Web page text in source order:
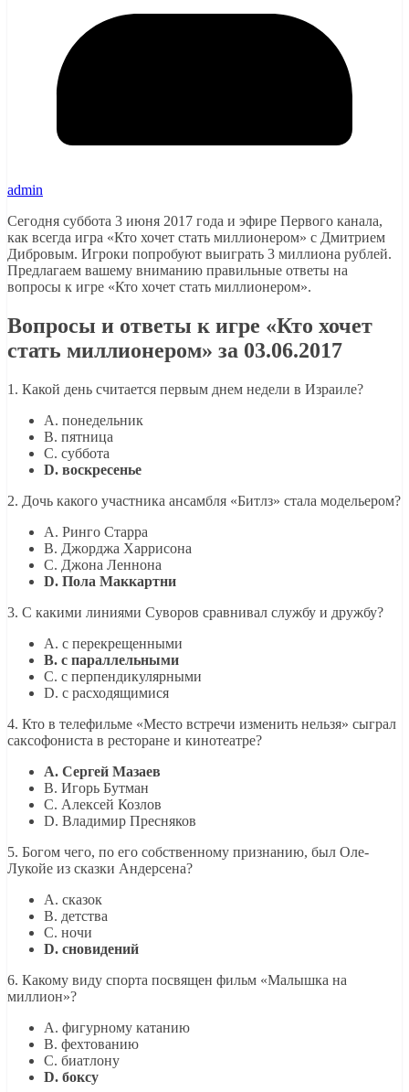
admin
Сегодня суббота 3 июня 2017 года и эфире Первого канала,
как всегда игра «Кто хочет стать миллионером» с Дмитрием
Дибровым. Игроки попробуют выиграть 3 миллиона рублей.
Предлагаем вашему вниманию правильные ответы на
вопросы к игре «Кто хочет стать миллионером».
Вопросы и ответы к игре «Кто хочет
стать миллионером» за 03.06.2017
1. Какой день считается первым днем недели в Израиле?
A. понедельник
B. пятница
C. суббота
D. воскресенье
2. Дочь какого участника ансамбля «Битлз» стала модельером?
A. Ринго Старра
B. Джорджа Харрисона
C. Джона Леннона
D. Пола Маккартни
3. С какими линиями Суворов сравнивал службу и дружбу?
A. с перекрещенными
B. с параллельными
C. с перпендикулярными
D. с расходящимися
4. Кто в телефильме «Место встречи изменить нельзя» сыграл
саксофониста в ресторане и кинотеатре?
A. Сергей Мазаев
B. Игорь Бутман
C. Алексей Козлов
D. Владимир Пресняков
5. Богом чего, по его собственному признанию, был Оле-
Лукойе из сказки Андерсена?
A. сказок
B. детства
C. ночи
D. сновидений
6. Какому виду спорта посвящен фильм «Малышка на
миллион»?
A. фигурному катанию
B. фехтованию
C. биатлону
D. боксу